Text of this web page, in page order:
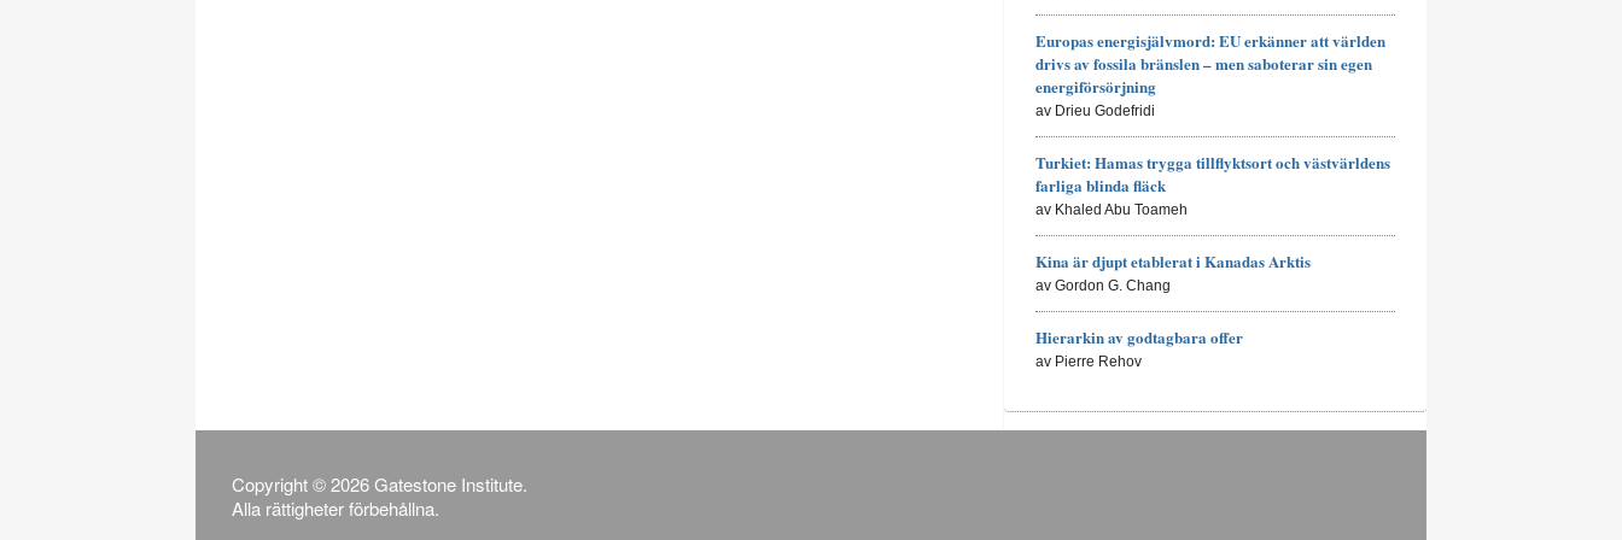
Europas energisjälvmord: EU erkänner att världen
drivs av fossila bränslen – men saboterar sin egen
energiförsörjning
av Drieu Godefridi
Turkiet: Hamas trygga tillflyktsort och västvärldens
farliga blinda fläck
av Khaled Abu Toameh
Kina är djupt etablerat i Kanadas Arktis
av Gordon G. Chang
Hierarkin av godtagbara offer
av Pierre Rehov
Copyright © 2026 Gatestone Institute.
Alla rättigheter förbehållna.